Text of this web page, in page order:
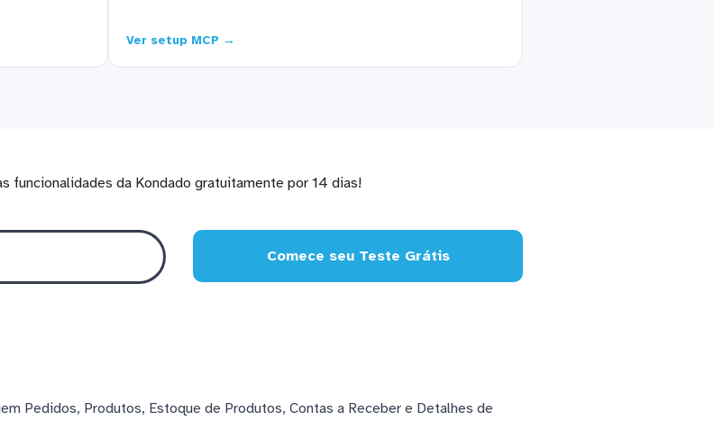
Ver setup MCP →
funcionalidades da Kondado gratuitamente por 14 dias!
Comece seu Teste Grátis
Pedidos, Produtos, Estoque de Produtos, Contas a Receber e Detalhes de